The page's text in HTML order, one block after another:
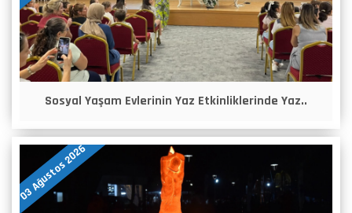
Sosyal Yaşam Evlerinin Yaz Etkinliklerinde Yaz..
03 Ağustos 2026